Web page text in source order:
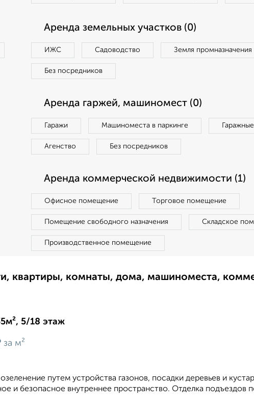
Аренда земельных участков (0)
ИЖС Садоводство Земля промназначения
Без посредников
Аренда гаржей, машиномест (0)
Гаражи Машиноместа в паркинге
Агенство Без посредников
Аренда коммерческой недвижимости (1)
Офисное помещение Торговое помещение
Помещение свободного назначения Складское
Производственное помещение
квартиры, комнаты, дома, машиноместа,
5/18 этаж
за м²
путем устройства газонов, посадки деревьев и
и безопасное внутреннее пространство. Отделка подъездов